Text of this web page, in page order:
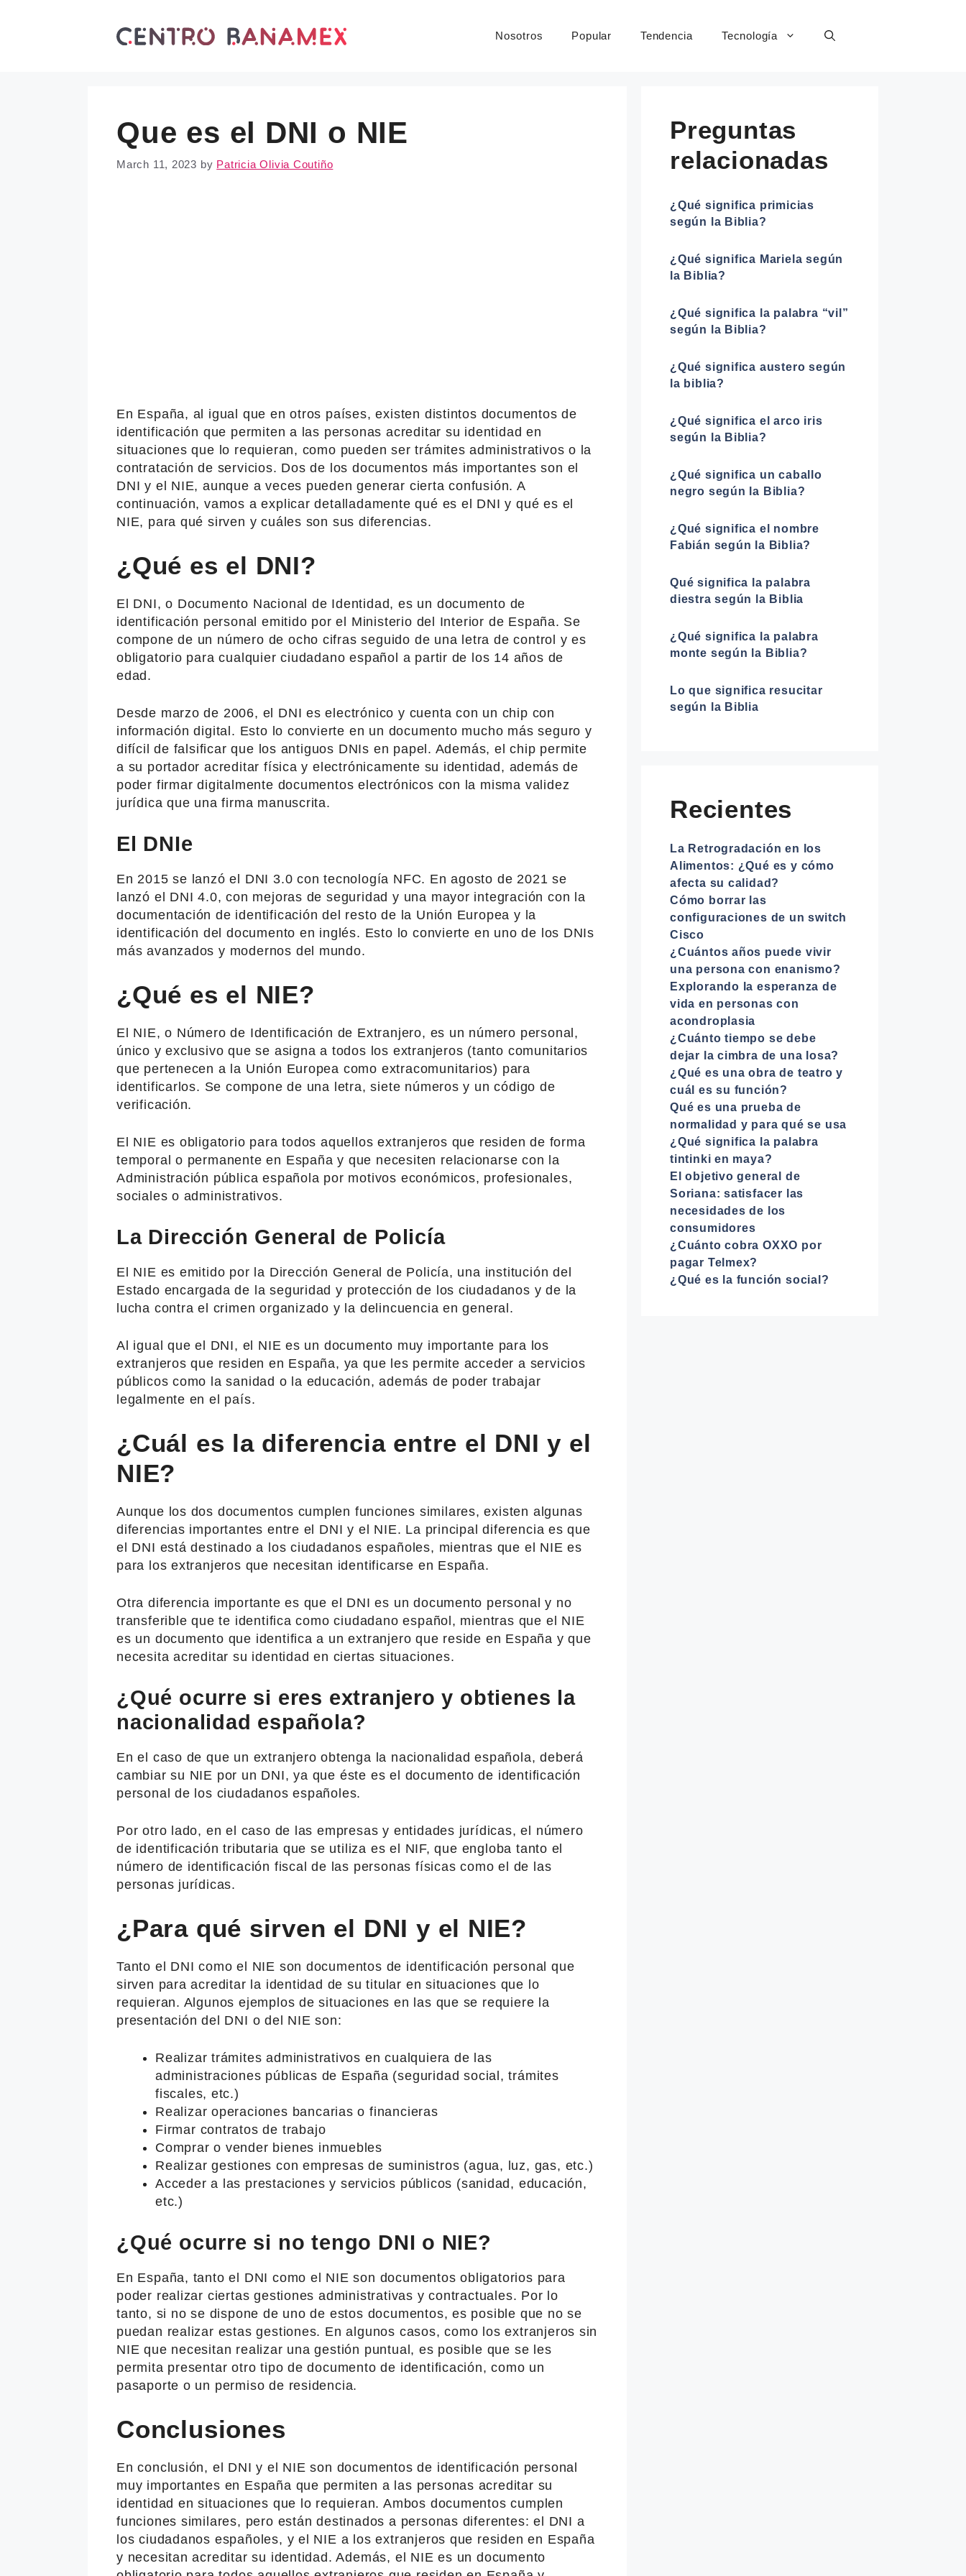
Nosotros Popular Tendencia Tecnología
Que es el DNI o NIE
March 11, 2023 by Patricia Olivia Coutiño
En España, al igual que en otros países, existen distintos documentos de
identificación que permiten a las personas acreditar su identidad en
situaciones que lo requieran, como pueden ser trámites administrativos o la
contratación de servicios. Dos de los documentos más importantes son el
DNI y el NIE, aunque a veces pueden generar cierta confusión. A
continuación, vamos a explicar detalladamente qué es el DNI y qué es el
NIE, para qué sirven y cuáles son sus diferencias.
¿Qué es el DNI?
El DNI, o Documento Nacional de Identidad, es un documento de
identificación personal emitido por el Ministerio del Interior de España. Se
compone de un número de ocho cifras seguido de una letra de control y es
obligatorio para cualquier ciudadano español a partir de los 14 años de
edad.
Desde marzo de 2006, el DNI es electrónico y cuenta con un chip con
información digital. Esto lo convierte en un documento mucho más seguro y
difícil de falsificar que los antiguos DNIs en papel. Además, el chip permite
a su portador acreditar física y electrónicamente su identidad, además de
poder firmar digitalmente documentos electrónicos con la misma validez
jurídica que una firma manuscrita.
El DNIe
En 2015 se lanzó el DNI 3.0 con tecnología NFC. En agosto de 2021 se
lanzó el DNI 4.0, con mejoras de seguridad y una mayor integración con la
documentación de identificación del resto de la Unión Europea y la
identificación del documento en inglés. Esto lo convierte en uno de los DNIs
más avanzados y modernos del mundo.
¿Qué es el NIE?
El NIE, o Número de Identificación de Extranjero, es un número personal,
único y exclusivo que se asigna a todos los extranjeros (tanto comunitarios
que pertenecen a la Unión Europea como extracomunitarios) para
identificarlos. Se compone de una letra, siete números y un código de
verificación.
El NIE es obligatorio para todos aquellos extranjeros que residen de forma
temporal o permanente en España y que necesiten relacionarse con la
Administración pública española por motivos económicos, profesionales,
sociales o administrativos.
La Dirección General de Policía
El NIE es emitido por la Dirección General de Policía, una institución del
Estado encargada de la seguridad y protección de los ciudadanos y de la
lucha contra el crimen organizado y la delincuencia en general.
Al igual que el DNI, el NIE es un documento muy importante para los
extranjeros que residen en España, ya que les permite acceder a servicios
públicos como la sanidad o la educación, además de poder trabajar
legalmente en el país.
¿Cuál es la diferencia entre el DNI y el
NIE?
Aunque los dos documentos cumplen funciones similares, existen algunas
diferencias importantes entre el DNI y el NIE. La principal diferencia es que
el DNI está destinado a los ciudadanos españoles, mientras que el NIE es
para los extranjeros que necesitan identificarse en España.
Otra diferencia importante es que el DNI es un documento personal y no
transferible que te identifica como ciudadano español, mientras que el NIE
es un documento que identifica a un extranjero que reside en España y que
necesita acreditar su identidad en ciertas situaciones.
¿Qué ocurre si eres extranjero y obtienes la
nacionalidad española?
En el caso de que un extranjero obtenga la nacionalidad española, deberá
cambiar su NIE por un DNI, ya que éste es el documento de identificación
personal de los ciudadanos españoles.
Por otro lado, en el caso de las empresas y entidades jurídicas, el número
de identificación tributaria que se utiliza es el NIF, que engloba tanto el
número de identificación fiscal de las personas físicas como el de las
personas jurídicas.
¿Para qué sirven el DNI y el NIE?
Tanto el DNI como el NIE son documentos de identificación personal que
sirven para acreditar la identidad de su titular en situaciones que lo
requieran. Algunos ejemplos de situaciones en las que se requiere la
presentación del DNI o del NIE son:
Realizar trámites administrativos en cualquiera de las
administraciones públicas de España (seguridad social, trámites
fiscales, etc.)
Realizar operaciones bancarias o financieras
Firmar contratos de trabajo
Comprar o vender bienes inmuebles
Realizar gestiones con empresas de suministros (agua, luz, gas, etc.)
Acceder a las prestaciones y servicios públicos (sanidad, educación,
etc.)
¿Qué ocurre si no tengo DNI o NIE?
En España, tanto el DNI como el NIE son documentos obligatorios para
poder realizar ciertas gestiones administrativas y contractuales. Por lo
tanto, si no se dispone de uno de estos documentos, es posible que no se
puedan realizar estas gestiones. En algunos casos, como los extranjeros sin
NIE que necesitan realizar una gestión puntual, es posible que se les
permita presentar otro tipo de documento de identificación, como un
pasaporte o un permiso de residencia.
Conclusiones
En conclusión, el DNI y el NIE son documentos de identificación personal
muy importantes en España que permiten a las personas acreditar su
identidad en situaciones que lo requieran. Ambos documentos cumplen
funciones similares, pero están destinados a personas diferentes: el DNI a
los ciudadanos españoles, y el NIE a los extranjeros que residen en España
y necesitan acreditar su identidad. Además, el NIE es un documento
Preguntas
relacionadas
¿Qué significa primicias
según la Biblia?
¿Qué significa Mariela según
la Biblia?
¿Qué significa la palabra “vil”
según la Biblia?
¿Qué significa austero según
la biblia?
¿Qué significa el arco iris
según la Biblia?
¿Qué significa un caballo
negro según la Biblia?
¿Qué significa el nombre
Fabián según la Biblia?
Qué significa la palabra
diestra según la Biblia
¿Qué significa la palabra
monte según la Biblia?
Lo que significa resucitar
según la Biblia
Recientes
La Retrogradación en los
Alimentos: ¿Qué es y cómo
afecta su calidad?
Cómo borrar las
configuraciones de un switch
Cisco
¿Cuántos años puede vivir
una persona con enanismo?
Explorando la esperanza de
vida en personas con
acondroplasia
¿Cuánto tiempo se debe
dejar la cimbra de una losa?
¿Qué es una obra de teatro y
cuál es su función?
Qué es una prueba de
normalidad y para qué se usa
¿Qué significa la palabra
tintinki en maya?
El objetivo general de
Soriana: satisfacer las
necesidades de los
consumidores
¿Cuánto cobra OXXO por
pagar Telmex?
¿Qué es la función social?